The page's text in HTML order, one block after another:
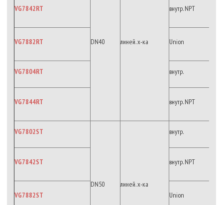
DN40 линей. х-ка
VG7842RT внутр. NPT
VG7882RT Union
VG7804RT внутр.
VG7844RT внутр. NPT
VG7802ST
DN50 линей. х-ка
внутр.
VG7842ST внутр. NPT
VG7882ST Union